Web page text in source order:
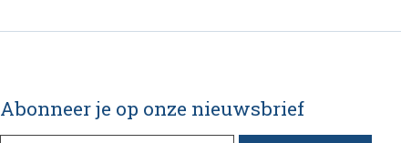
Abonneer je op onze nieuwsbrief